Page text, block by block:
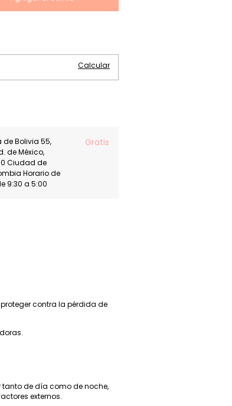
Calcular
de Bolivia 55,
de México,
Ciudad de
Horario de
9:30 a 5:00
Gratis
proteger contra la pérdida de
de día como de noche,
externos.